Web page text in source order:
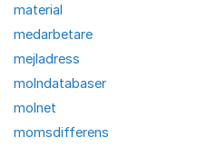
material
medarbetare
mejladress
molndatabaser
molnet
momsdifferens